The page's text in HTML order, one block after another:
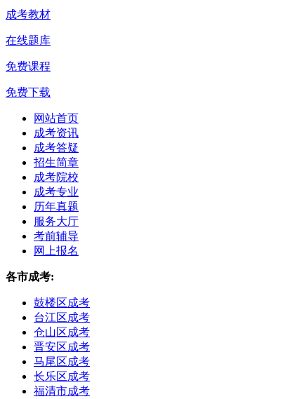
成考教材
在线题库
免费课程
免费下载
网站首页
成考资讯
成考答疑
招生简章
成考院校
成考专业
历年真题
服务大厅
考前辅导
网上报名
各市成考:
鼓楼区成考
台江区成考
仓山区成考
晋安区成考
马尾区成考
长乐区成考
福清市成考